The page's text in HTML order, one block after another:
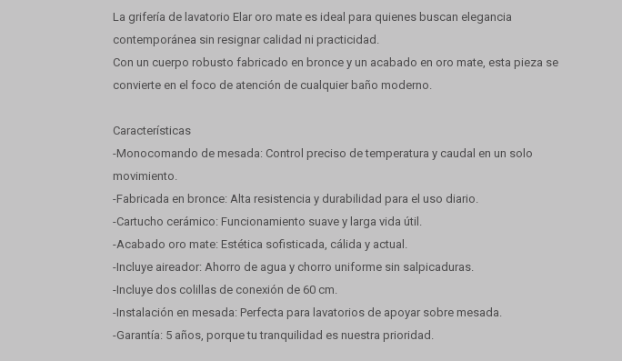
La grifería de lavatorio Elar oro mate es ideal para quienes buscan elegancia
contemporánea sin resignar calidad ni practicidad.
Con un cuerpo robusto fabricado en bronce y un acabado en oro mate, esta pieza se
convierte en el foco de atención de cualquier baño moderno.
Características
-Monocomando de mesada: Control preciso de temperatura y caudal en un solo
movimiento.
-Fabricada en bronce: Alta resistencia y durabilidad para el uso diario.
-Cartucho cerámico: Funcionamiento suave y larga vida útil.
-Acabado oro mate: Estética sofisticada, cálida y actual.
-Incluye aireador: Ahorro de agua y chorro uniforme sin salpicaduras.
-Incluye dos colillas de conexión de 60 cm.
-Instalación en mesada: Perfecta para lavatorios de apoyar sobre mesada.
-Garantía: 5 años, porque tu tranquilidad es nuestra prioridad.